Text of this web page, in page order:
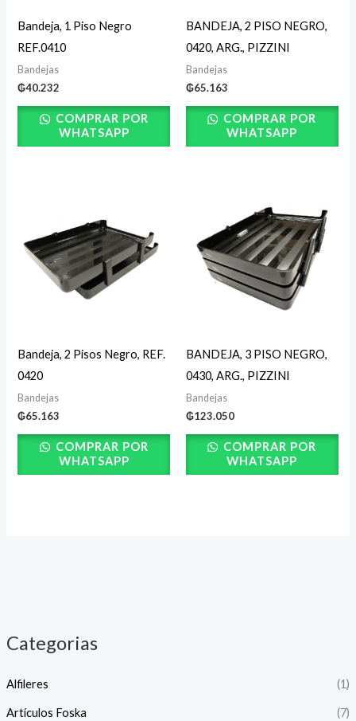
Categorias
Alfileres (1)
Artículos Foska (7)
Bandeja, 1 Piso Negro
REF.0410
Bandejas
₲40.232
COMPRAR POR
WHATSAPP
BANDEJA, 2 PISO NEGRO,
0420, ARG., PIZZINI
Bandejas
₲65.163
COMPRAR POR
WHATSAPP
Bandeja, 2 Pisos Negro, REF.
0420
Bandejas
₲65.163
COMPRAR POR
WHATSAPP
BANDEJA, 3 PISO NEGRO,
0430, ARG., PIZZINI
Bandejas
₲123.050
COMPRAR POR
WHATSAPP